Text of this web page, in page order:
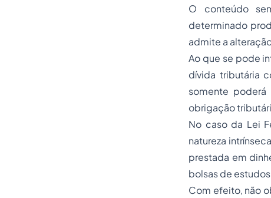
O conteúdo
determinado
admite a
Ao que se pode
dívida tributária
somente
obrigação
No caso da Lei
natureza
prestada em
bolsas de
Com efeito, não